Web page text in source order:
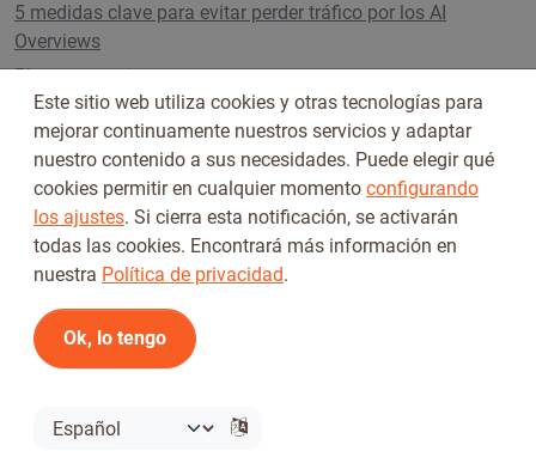
5 medidas clave para evitar perder tráfico por los AI
Overviews
Planes y precios
Síguenos en
© 2026 Tickiwi - Todos los derechos reservados
Este sitio web utiliza cookies y otras tecnologías para
mejorar continuamente nuestros servicios y adaptar
nuestro contenido a sus necesidades. Puede elegir qué
cookies permitir en cualquier momento configurando
los ajustes. Si cierra esta notificación, se activarán
todas las cookies. Encontrará más información en
nuestra Política de privacidad.
Ok, lo tengo